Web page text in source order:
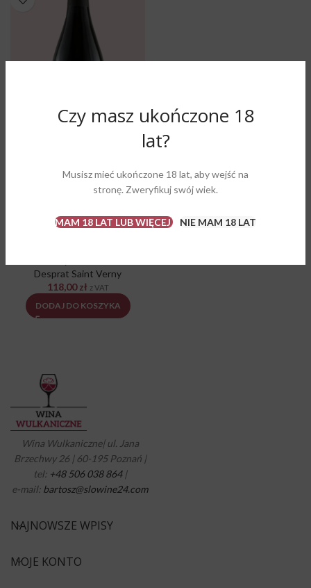
Czy masz ukończone 18
lat?
Musisz mieć ukończone 18 lat, aby wejść na
stronę. Zweryfikuj swój wiek.
MAM 18 LAT LUB WIĘCEJ NIE MAM 18 LAT
Desprat Saint Verny
118,00zł z VAT
DODAJ DO KOSZYKA
Wina Wulkaniczne| ul. Jana
Brzechwy 26 | 60-195 Poznań |
tel: +48 506 038 864|
e-mail: bartosz@slowine24.com
NAJNOWSZE WPISY
MOJE KONTO